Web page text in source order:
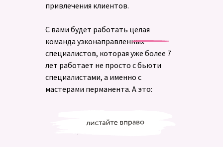
привлечения клиентов.
С вами будет работать целая
команда узконаправленных
специалистов, которая уже более 7
лет работает не просто с бьюти
специалистами, а именно с
мастерами перманента. А это: